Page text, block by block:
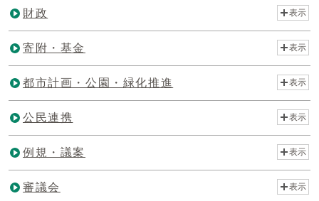
財政 表示
寄附・基金 表示
都市計画・公園・緑化推進 表示
公民連携 表示
例規・議案 表示
審議会 表示